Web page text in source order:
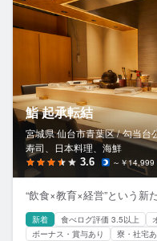
鮨 起承転結
宮城県 仙台市青葉区 / 勾当台
寿司、日本料理、海鮮
3.6 ～￥14,999
“飲食×教育×経営”という新
新着 食べログ評価 3.5以上
ボーナス・賞与あり
寮・社宅